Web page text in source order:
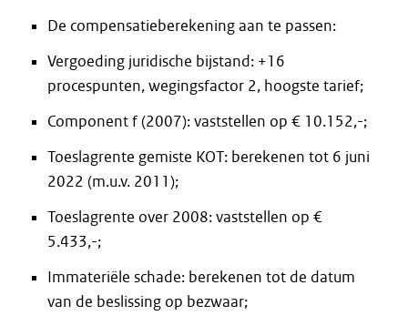
De compensatieberekening aan te passen:
Vergoeding juridische bijstand: +16
procespunten, wegingsfactor 2, hoogste tarief;
Component f (2007): vaststellen op € 10.152,-;
Toeslagrente gemiste KOT: berekenen tot 6 juni
2022 (m.u.v. 2011);
Toeslagrente over 2008: vaststellen op €
5.433,-;
Immateriële schade: berekenen tot de datum
van de beslissing op bezwaar;